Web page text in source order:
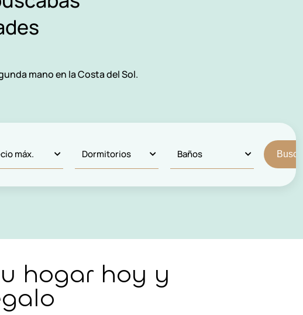
mano en la Costa del Sol.
hogar hoy y